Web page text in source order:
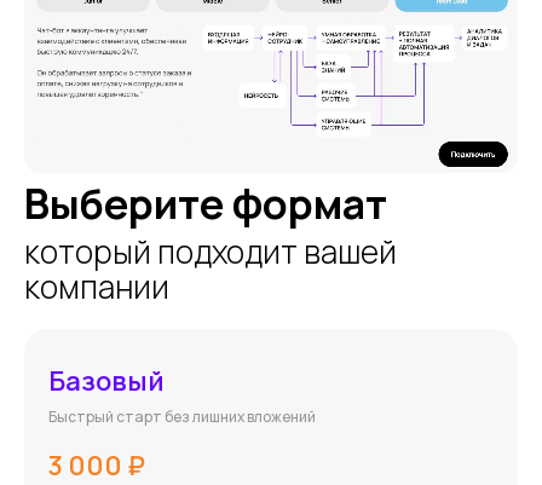
Выберите формат
который подходит вашей
компании
Базовый
Быстрый старт без лишних вложений
3 000 ₽